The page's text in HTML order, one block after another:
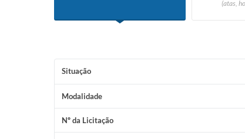
(atas,
Situação
Modalidade
Nº da Licitação